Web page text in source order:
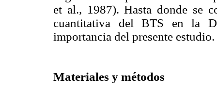
et al., 1987). Hasta donde se
cuantitativa del BTS en la
importancia del presente estudio.
Materiales y métodos